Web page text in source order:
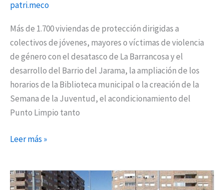
patri.meco
Más de 1.700 viviendas de protección dirigidas a
colectivos de jóvenes, mayores o víctimas de violencia
de género con el desatasco de La Barrancosa y el
desarrollo del Barrio del Jarama, la ampliación de los
horarios de la Biblioteca municipal o la creación de la
Semana de la Juventud, el acondicionamiento del
Punto Limpio tanto
Leer más »
IU